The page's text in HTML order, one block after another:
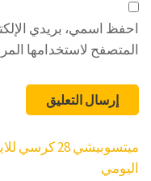
احفظ اسمي، بريدي
المتصفح لاستخدامها
تصفّح
المقالات
ميتسوبيشي 28 كرسي
اليومي